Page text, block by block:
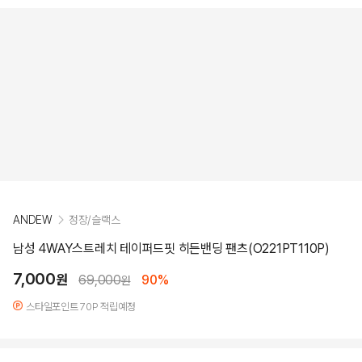
ANDEW 정장/슬랙스
남성 4WAY스트레치 테이퍼드핏 히든밴딩 팬츠(O221PT110P)
7,000원 69,000원 90%
스타일포인트 70P 적립예정